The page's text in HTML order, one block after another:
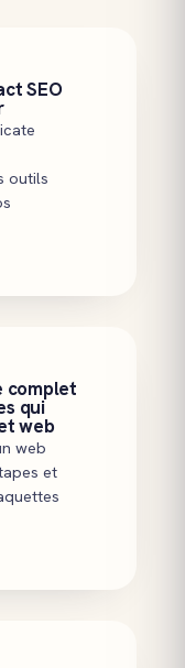
SEO
outils
complet
qui
web
web
et